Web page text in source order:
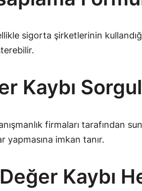
sigorta şirketlerinin
Kaybı
firmaları tarafından
yapmasına imkan tanır.
Kaybı